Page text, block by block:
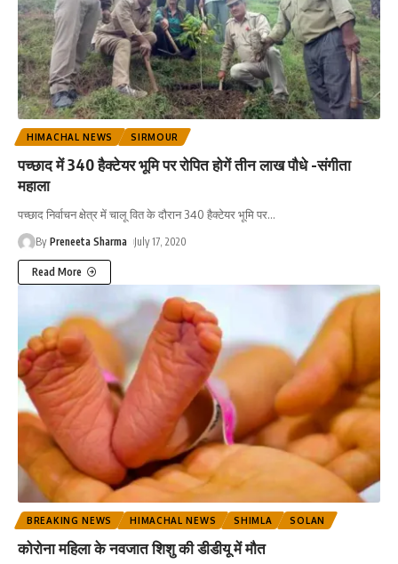
HIMACHAL NEWS SIRMOUR
पच्छाद में 340 हैक्टेयर भूमि पर रोपित होगें तीन लाख पौधे -संगीता
महाला
पच्छाद निर्वाचन क्षेत्र में चालू वित के दौरान 340 हैक्टेयर भूमि पर…
By Preneeta Sharma July 17, 2020
Read More
BREAKING NEWS HIMACHAL NEWS SHIMLA SOLAN
कोरोना महिला के नवजात शिशु की डीडीयू में मौत